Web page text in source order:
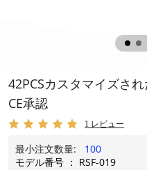
42PCSカスタマイズさ
CE承認
1 レビュー
最小注文数量:
100
モデル番号 ： RSF-019